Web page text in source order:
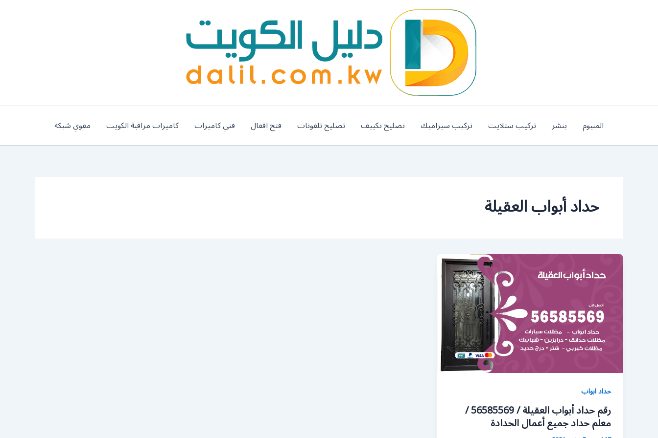
المنيوم بنشر تركيب ستلايت تركيب سيراميك تصليح تكييف تصليح تلفونات فتح اقفال فني كاميرات كاميرات مراقبة الكويت مقوي شبكة
حداد أبواب العقيلة
حداد ابواب
رقم حداد أبواب العقيلة / 56585569 /
معلم حداد جميع أعمال الحدادة